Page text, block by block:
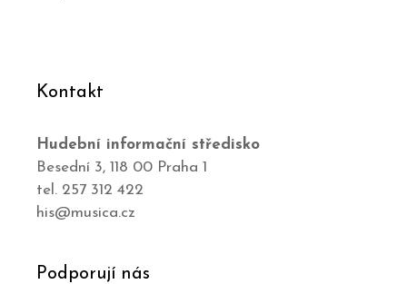
Kontakt
Hudební informační středisko
Besední 3, 118 00 Praha 1
tel. 257 312 422
his@musica.cz
Podporují nás